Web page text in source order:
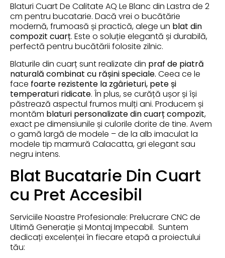
Blaturi Cuart De Calitate AQ Le Blanc din Lastra de 2
cm pentru bucatarie. Dacă vrei o bucătărie
modernă, frumoasă și practică, alege un blat din
compozit cuarț. Este o soluție elegantă și durabilă,
perfectă pentru bucătării folosite zilnic.
Blaturile din cuarț sunt realizate din praf de piatră
naturală combinat cu rășini speciale. Ceea ce le
face foarte rezistente la zgârieturi, pete și
temperaturi ridicate. În plus, se curăță ușor și își
păstrează aspectul frumos mulți ani. Producem și
montăm blaturi personalizate din cuarț compozit,
exact pe dimensiunile și culorile dorite de tine. Avem
o gamă largă de modele – de la alb imaculat la
modele tip marmură Calacatta, gri elegant sau
negru intens.
Blat Bucatarie Din Cuart
cu Pret Accesibil
Serviciile Noastre Profesionale: Prelucrare CNC de
Ultimă Generație și Montaj Impecabil. Suntem
dedicați excelenței în fiecare etapă a proiectului
tău: